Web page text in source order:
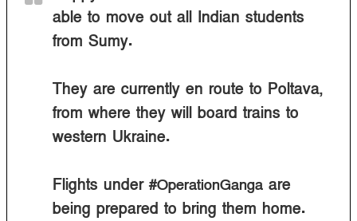
able to move out all Indian students
from Sumy.
They are currently en route to Poltava,
from where they will board trains to
western Ukraine.
Flights under #OperationGanga are
being prepared to bring them home.